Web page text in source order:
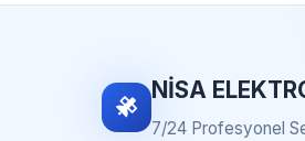
NİSA
7/24 Profesyonel